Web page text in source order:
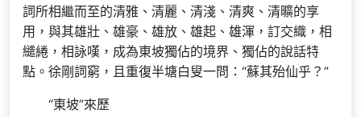
詞所相繼而至的清雅、清麗、清淺、清爽、清曠的享
用，與其雄壯、雄豪、雄放、雄起、雄渾，訂交織，相
繾綣，相詠嘆，成為東坡獨佔的境界、獨佔的說話特
點。徐剛詞窮，且重復半塘白叟一問：“蘇其殆仙乎？”
“東坡”來歷